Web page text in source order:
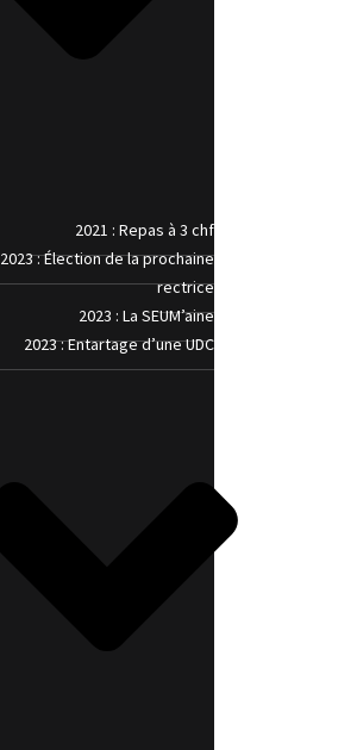
2021 : Repas à 3 chf
2023 : Élection de la prochaine
rectrice
2023 : La SEUM’aine
2023 : Entartage d’une UDC